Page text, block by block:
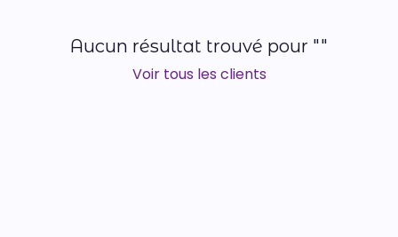
Aucun résultat trouvé pour ""
Voir tous les clients